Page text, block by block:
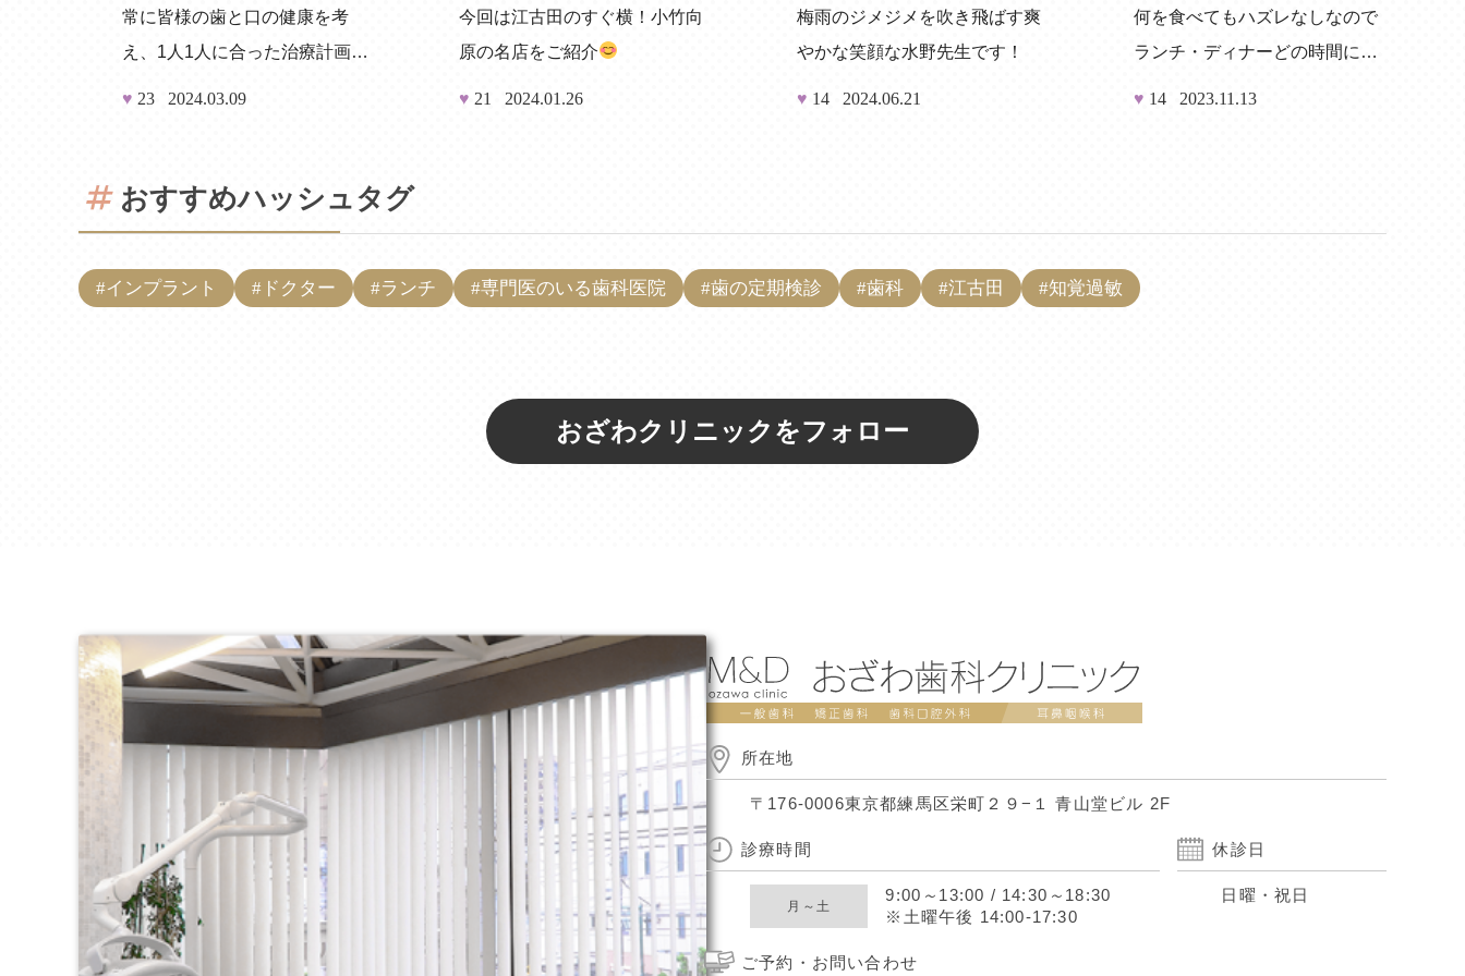
常に皆様の歯と口の健康を考
え、1人1人に合った治療計画を
♥ 23 2024.03.09
今回は江古田のすぐ横！小竹向
原の名店をご紹介
♥ 21 2024.01.26
梅雨のジメジメを吹き飛ばす爽
やかな笑顔な水野先生です！
♥ 14 2024.06.21
何を食べてもハズレなしなので
ランチ・ディナーどの時間に行
♥ 14 2023.11.13
おすすめハッシュタグ
#インプラント #ドクター #ランチ #専門医のいる歯科医院 #歯の定期検診 #歯科 #江古田 #知覚過敏
おざわクリニックをフォロー
所在地
〒176-0006東京都練馬区栄町２９−１ 青山堂ビル 2F
診療時間
月～土
9:00 ～ 13:00 / 14:30 ～ 18:30
※土曜午後 14:00-17:30
休診日
日曜・祝日
ご予約・お問い合わせ